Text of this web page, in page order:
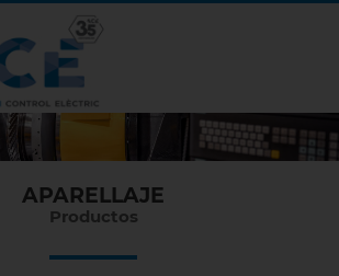
APARELLAJE
Productos